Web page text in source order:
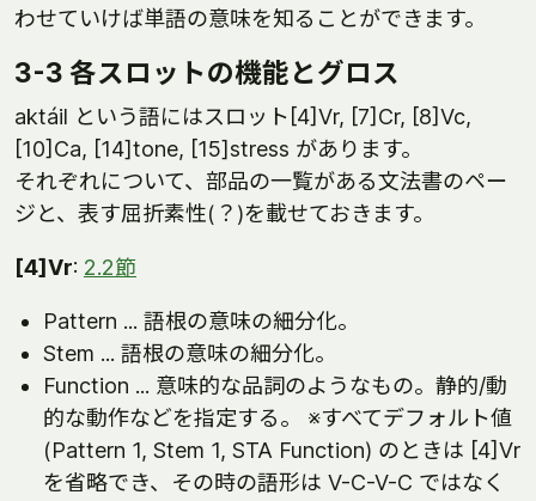
わせていけば単語の意味を知ることができます。
3-3 各スロットの機能とグロス
aktáil という語にはスロット[4]Vr, [7]Cr, [8]Vc,
[10]Ca, [14]tone, [15]stress があります。
それぞれについて、部品の一覧がある文法書のペー
ジと、表す屈折素性(？)を載せておきます。
[4]Vr: 2.2節
Pattern ... 語根の意味の細分化。
Stem ... 語根の意味の細分化。
Function ... 意味的な品詞のようなもの。静的/動
的な動作などを指定する。 ※すべてデフォルト値
(Pattern 1, Stem 1, STA Function) のときは [4]Vr
を省略でき、その時の語形は V-C-V-C ではなく